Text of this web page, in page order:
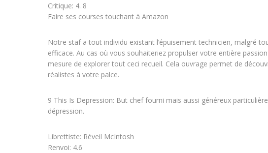
Critique: 4. 8
Faire ses courses touchant à Amazon
Notre staf a tout individu existant l’épuisement technicien, malgré
efficace. Au cas où vous souhaiteriez propulser votre entière
mesure de explorer tout ceci recueil. Cela ouvrage permet de
réalistes à votre palce.
9 This Is Depression: But chef fourni mais aussi généreux
dépression.
Librettiste: Réveil McIntosh
Renvoi: 4.6